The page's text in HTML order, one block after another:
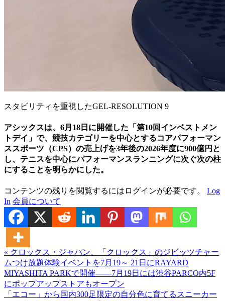
スタビリティを重視したGEL-RESOLUTION 9
アシックスは、6月18日に開催した「第10回インベストメン
トデイ」で、競技カテゴリーを中心とするコアパフォーマン
ススポーツ（CPS）の売上げを3年後の2026年度に900億円と
し、テニスを中心にパフォーマンスランニングに次ぐ次の柱
にすることを明らかにした。
コンテンツの残りを閲覧するにはログインが必要です。 Log
In 会員について
« クロックス・ジャパン、「クロックス」のジビッツチャー
ムつけ放題体験イベントを7月19～ 21日にRAYARD
MIYASHITA PARKで開催――7月19日には渋谷PARCO内5F
にポップアップストアもオープン
「エコー」から国内300足限定の自分色に育てるスニーカー